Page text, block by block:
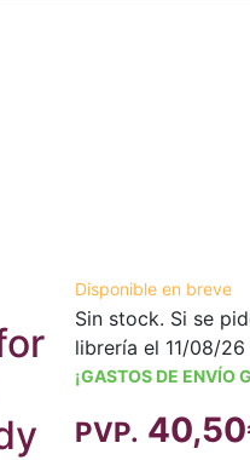
Disponible en breve
Sin stock. Si se
librería el 11/08/26
¡GASTOS DE ENVÍO
PVP.